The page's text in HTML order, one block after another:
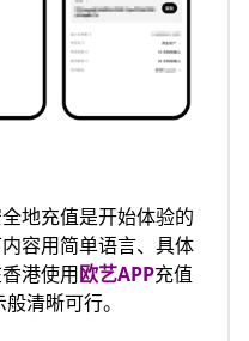
地充值是开始体验的
容用简单语言、具体
港使用欧艺APP充值
清晰可行。